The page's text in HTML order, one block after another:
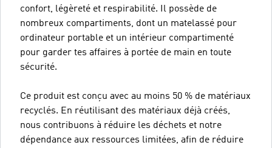
confort, légèreté et respirabilité. Il possède de
nombreux compartiments, dont un matelassé pour
ordinateur portable et un intérieur compartimenté
pour garder tes affaires à portée de main en toute
sécurité.
Ce produit est conçu avec au moins 50 % de matériaux
recyclés. En réutilisant des matériaux déjà créés,
nous contribuons à réduire les déchets et notre
dépendance aux ressources limitées, afin de réduire